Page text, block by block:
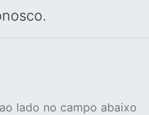
lado no campo abaixo